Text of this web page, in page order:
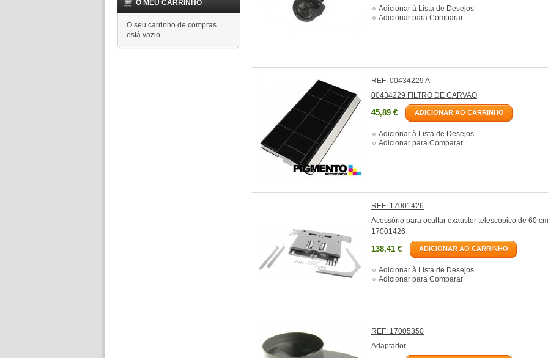
O MEU CARRINHO
O seu carrinho de compras
está vazio
Adicionar à Lista de Desejos
Adicionar para Comparar
REF: 00434229 A
00434229 FILTRO DE CARVAO
45,89 € ADICIONAR AO CARRINHO
Adicionar à Lista de Desejos
Adicionar para Comparar
REF: 17001426
Acessório para ocultar exaustor telescópico de 60 cm
17001426
138,41 € ADICIONAR AO CARRINHO
Adicionar à Lista de Desejos
Adicionar para Comparar
REF: 17005350
Adaptador